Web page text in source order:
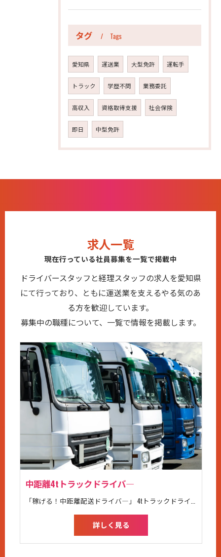
タグ Tags
愛知県 運送業 大型免許 運転手
トラック 学歴不問 業務委託
高収入 資格取得支援 社会保険
即日 中型免許
現在行っている社員募集を一覧で掲載中
求人一覧
ドライバースタッフと経理スタッフの求人を愛知県
にて行っており、ともに運送業を支えるやる気のあ
る方を歓迎しています。
募集中の職種について、一覧で情報を掲載します。
中距離4tトラックドライバ―
詳しく見る